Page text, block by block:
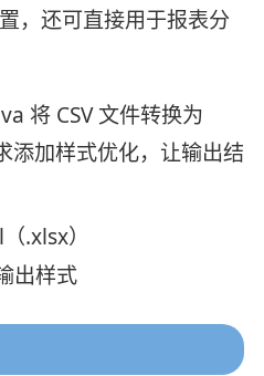
，还可直接用于报表分
将 CSV 文件转换为
添加样式优化，让输出结
.xlsx）
出样式